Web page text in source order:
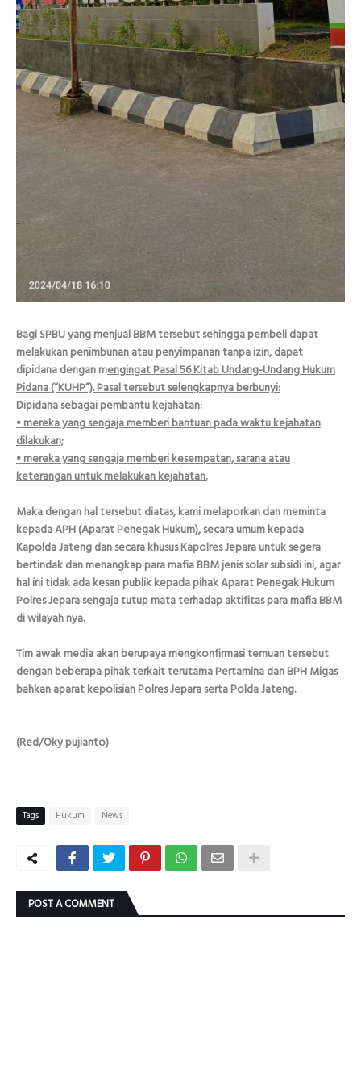
Bagi SPBU yang menjual BBM tersebut sehingga pembeli dapat
melakukan penimbunan atau penyimpanan tanpa izin, dapat
dipidana dengan mengingat Pasal 56 Kitab Undang-Undang Hukum
Pidana (“KUHP”). Pasal tersebut selengkapnya berbunyi:
Dipidana sebagai pembantu kejahatan:
• mereka yang sengaja memberi bantuan pada waktu kejahatan
dilakukan;
• mereka yang sengaja memberi kesempatan, sarana atau
keterangan untuk melakukan kejahatan.
Maka dengan hal tersebut diatas, kami melaporkan dan meminta
kepada APH (Aparat Penegak Hukum), secara umum kepada
Kapolda Jateng dan secara khusus Kapolres Jepara untuk segera
bertindak dan menangkap para mafia BBM jenis solar subsidi ini, agar
hal ini tidak ada kesan publik kepada pihak Aparat Penegak Hukum
Polres Jepara sengaja tutup mata terhadap aktifitas para mafia BBM
di wilayah nya.
Tim awak media akan berupaya mengkonfirmasi temuan tersebut
dengan beberapa pihak terkait terutama Pertamina dan BPH Migas
bahkan aparat kepolisian Polres Jepara serta Polda Jateng.
(Red/Oky pujianto)
Tags Hukum News
POST A COMMENT